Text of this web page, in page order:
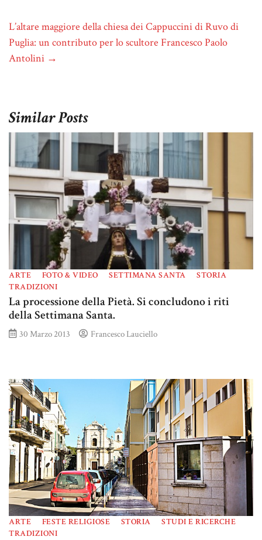
L’altare maggiore della chiesa dei Cappuccini di Ruvo di
Puglia: un contributo per lo scultore Francesco Paolo
Antolini →
Similar Posts
ARTE FOTO & VIDEO SETTIMANA SANTA
STORIA
TRADIZIONI
La processione della Pietà. Si concludono i riti
della Settimana Santa.
30 Marzo 2013 Francesco Lauciello
ARTE FESTE RELIGIOSE STORIA
STUDI E RICERCHE
TRADIZIONI